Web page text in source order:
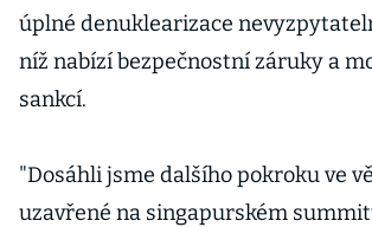
úplné denuklearizace
níž nabízí bezpečnostní záruky a
sankcí.
"Dosáhli jsme dalšího pokroku ve
uzavřené na singapurském